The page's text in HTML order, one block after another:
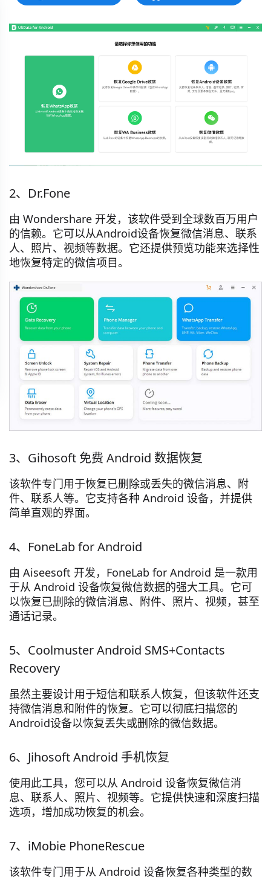
2、Dr.Fone
由 Wondershare 开发，该软件受到全球数百万用户
的信赖。它可以从Android设备恢复微信消息、联系
人、照片、视频等数据。它还提供预览功能来选择性
地恢复特定的微信项目。
3、Gihosoft 免费 Android 数据恢复
该软件专门用于恢复已删除或丢失的微信消息、附
件、联系人等。它支持各种 Android 设备，并提供
简单直观的界面。
4、FoneLab for Android
由 Aiseesoft 开发，FoneLab for Android 是一款用
于从 Android 设备恢复微信数据的强大工具。它可
以恢复已删除的微信消息、附件、照片、视频，甚至
通话记录。
5、Coolmuster Android SMS+Contacts
Recovery
虽然主要设计用于短信和联系人恢复，但该软件还支
持微信消息和附件的恢复。它可以彻底扫描您的
Android设备以恢复丢失或删除的微信数据。
6、Jihosoft Android 手机恢复
使用此工具，您可以从 Android 设备恢复微信消
息、联系人、照片、视频等。它提供快速和深度扫描
选项，增加成功恢复的机会。
7、iMobie PhoneRescue
该软件专门用于从 Android 设备恢复各种类型的数